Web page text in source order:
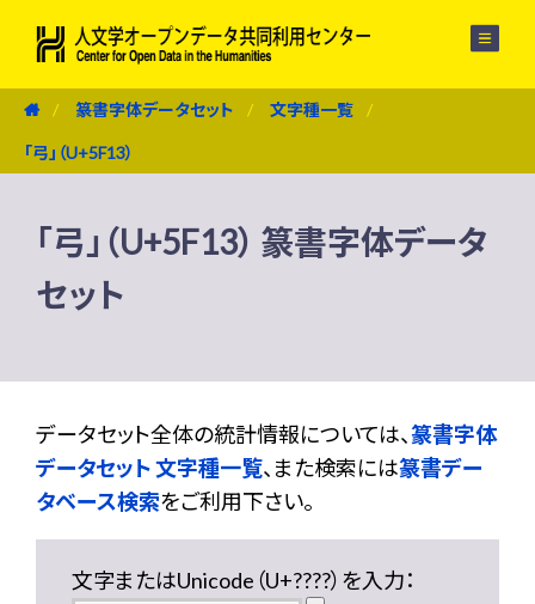
篆書字体データセット 文字種一覧
「弓」（U+5F13）
「弓」（U+5F13） 篆書字体データ
セット
データセット全体の統計情報については、篆書字体
データセット 文字種一覧、また検索には篆書デー
タベース検索をご利用下さい。
文字またはUnicode（U+????）を入力：